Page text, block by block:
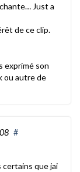
Just a
de ce clip.
exprimé son
ou autre de
#
certains que jai